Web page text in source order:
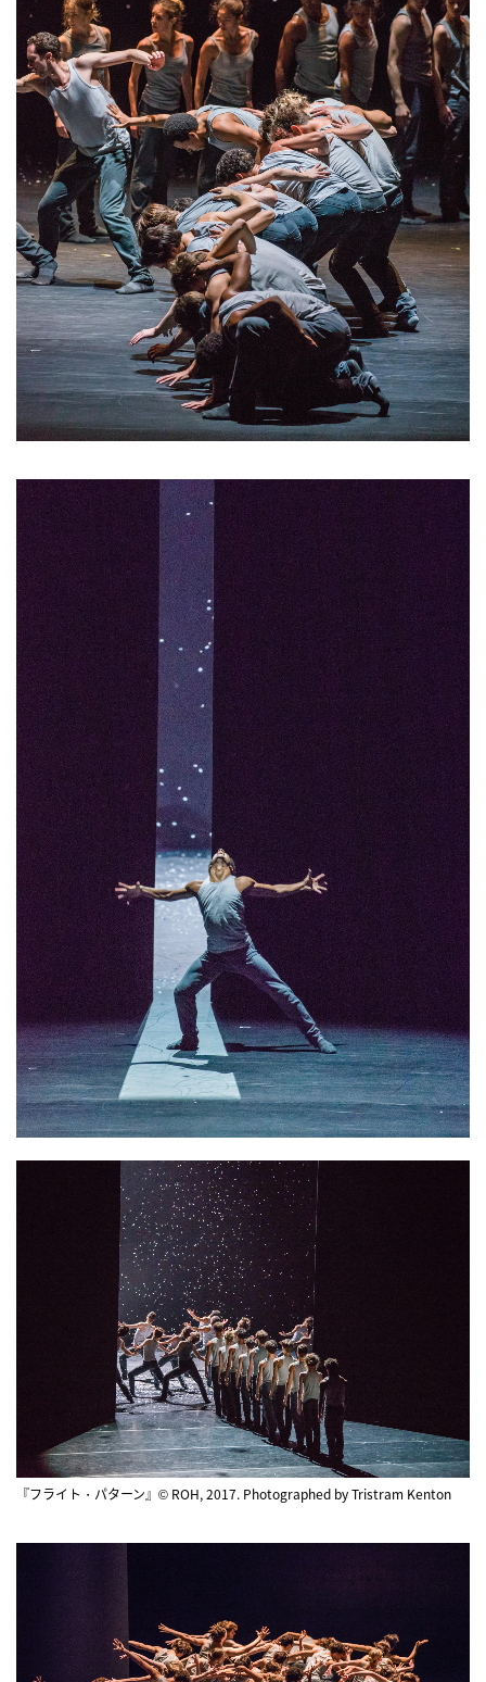
『フライト・パターン』© ROH, 2017. Photographed by Tristram Kenton